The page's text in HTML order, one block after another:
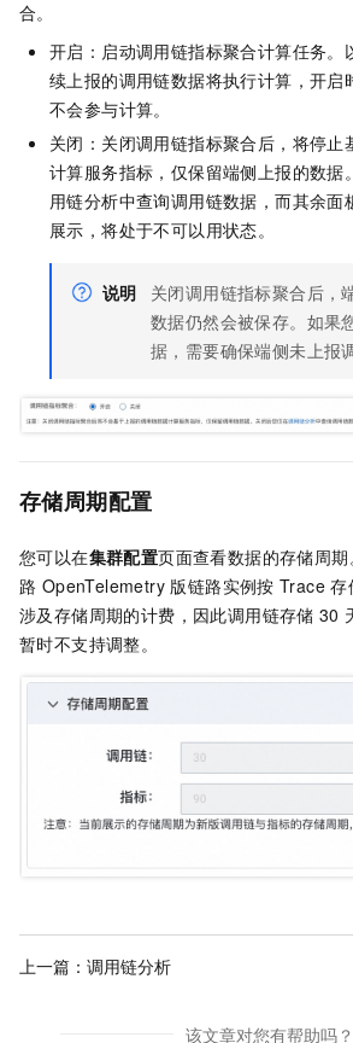
合。
开启：启动调用链指标聚合计算任务。
续上报的调用链数据将执行计算，开启
不会参与计算。
关闭：关闭调用链指标聚合后，将停止
计算服务指标，仅保留端侧上报的数据
用链分析中查询调用链数据，而其余面
展示，将处于不可以用状态。
说明
关闭调用链指标聚合后，
数据仍然会被保存。如果
据，需要确保端侧未上报
存储周期配置
您可以在集群配置页面查看数据的存储周
路 OpenTelemetry 版链路实例按 Trace 存
涉及存储周期的计费，因此调用链存储 30
暂时不支持调整。
上一篇： 调用链分析
该文章对您有帮助吗？